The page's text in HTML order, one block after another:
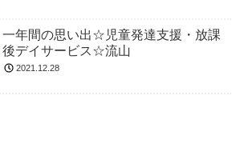
一年間の思い出☆児童発達支援・放課
後デイサービス☆流山
2021.12.28